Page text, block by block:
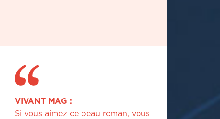
VIVANT MAG :
Si vous aimez ce beau roman, vous